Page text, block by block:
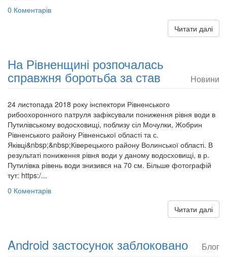
0 Коментарів
Читати далі
На Рівненщині розпочалась
справжня боротьба за став Новини
24 листопада 2018 року інспектори Рівненського
рибоохоронного патруля зафіксували пониження рівня води в
Путилівському водосховищі, поблизу сіл Мочулки, Жобрин
Рівненського району Рівненської області та с.
Яківці&nbsp;&nbsp;Ківерецького району Волинської області. В
результаті пониження рівня води у даному водосховищі, в р.
Путилівка рівень води знизився на 70 см. Більше фотографій
тут: https:/...
0 Коментарів
Читати далі
Android застосунок заблоковано Блог